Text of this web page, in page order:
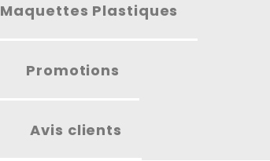
Maquettes Plastiques
Promotions
Avis clients